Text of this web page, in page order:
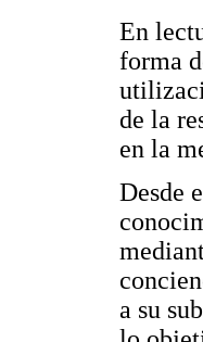
En
forma
de la
en la
Desde
a su